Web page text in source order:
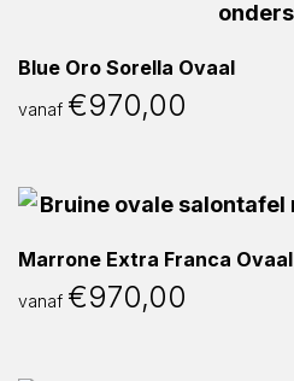
Blue Oro Sorella Ovaal
vanaf €970,00
Marrone Extra Franca Ovaal
vanaf €970,00